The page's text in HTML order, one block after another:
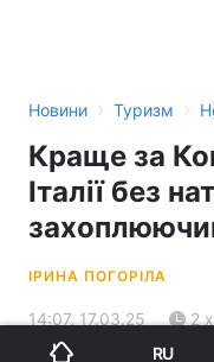
Новини › Туризм ›
Краще за
Італії без
ІРИНА ПОГОРІЛА
14:07, 17.03.25 2
RU